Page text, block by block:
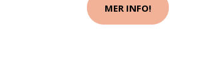
MER INFO!